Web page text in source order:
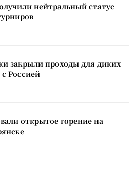
нейтральный статус
закрыли проходы для диких
Россией
открытое горение на